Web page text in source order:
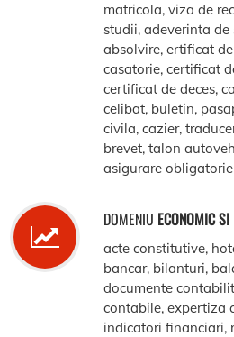
matricola, viza de
studii, adeverinta
absolvire, ertificat
casatorie, certificat
certificat de deces,
celibat, buletin,
civila, cazier,
brevet, talon
asigurare
DOMENIU ECONOMIC
acte constitutive,
bancar, bilanturi,
documente
contabile, expertiza
indicatori financiari,